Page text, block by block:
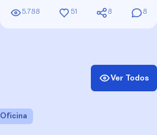
5.788 51 8 8
Ver Todos
Oficina